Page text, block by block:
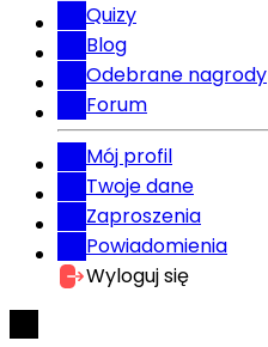
Quizy
Blog
Odebrane nagrody
Forum
Mój profil
Twoje dane
Zaproszenia
Powiadomienia
Wyloguj się